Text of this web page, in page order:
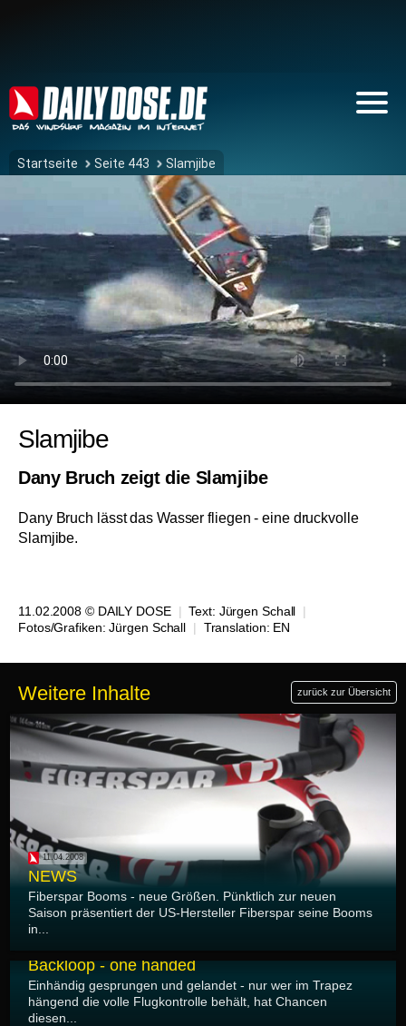
Startseite Seite 443 Slamjibe
Slamjibe
Dany Bruch zeigt die Slamjibe
Dany Bruch lässt das Wasser fliegen - eine druckvolle
Slamjibe.
11.02.2008 © DAILY DOSE | Text: Jürgen Schall |
Fotos/Grafiken:Jürgen Schall | Translation: EN
Weitere Inhalte zurück zur Übersicht
11.04.2008
NEWS
Fiberspar Booms - neue Größen. Pünktlich zur neuen
Saison präsentiert der US-Hersteller Fiberspar seine Booms
in...
Backloop - one handed
Einhändig gesprungen und gelandet - nur wer im Trapez
hängend die volle Flugkontrolle behält, hat Chancen
diesen...